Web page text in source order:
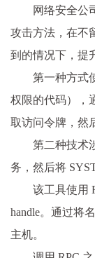
网络安全公
攻击方法，在不
到的情况下，提
第一种方式
权限的代码），
取访问令牌，然
第二种技术
务，然后将
该工具使用
handle。通过将
主机。